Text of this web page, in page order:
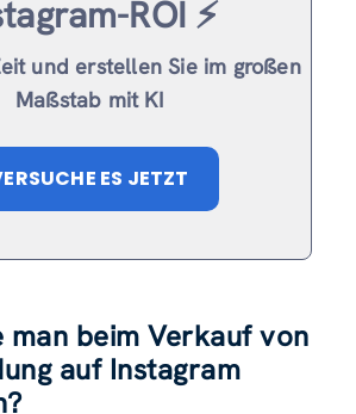
ROI ⚡️
und erstellen Sie im großen
Maßstab mit KI
ES JETZT
man beim Verkauf von
auf Instagram